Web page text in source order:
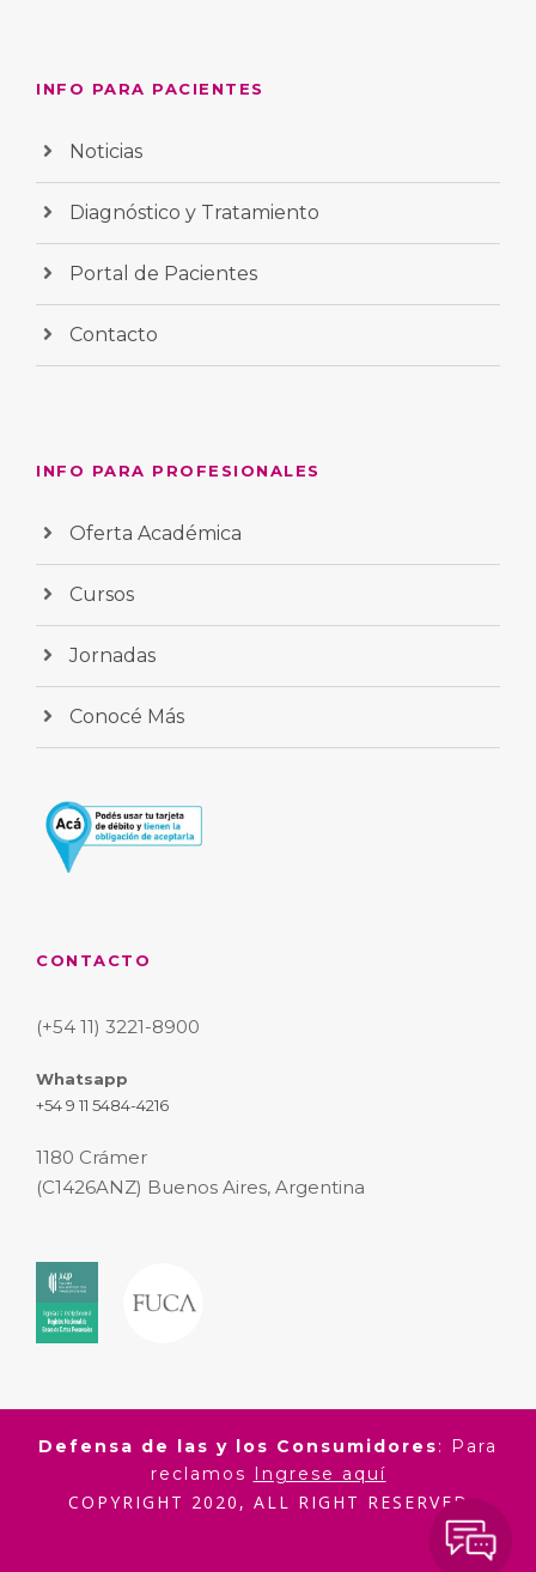
INFO PARA PACIENTES
Noticias
Diagnóstico y Tratamiento
Portal de Pacientes
Contacto
INFO PARA PROFESIONALES
Oferta Académica
Cursos
Jornadas
Conocé Más
CONTACTO
(+54 11) 3221-8900
Whatsapp
+54 9 11 5484-4216
1180 Crámer
(C1426ANZ) Buenos Aires, Argentina
Defensa de las y los Consumidores: Para
reclamos Ingrese aquí
COPYRIGHT 2020, ALL RIGHT RESERVED